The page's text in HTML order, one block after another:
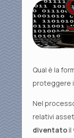
Qual è la
proteggere
Nel
relativi
diventatoil